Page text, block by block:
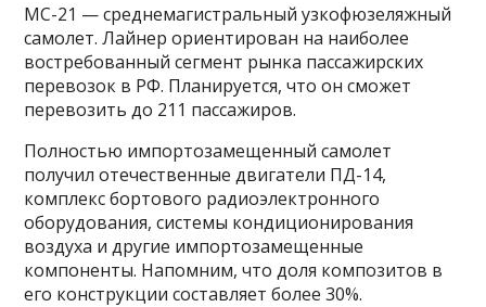
МС-21 — среднемагистральный узкофюзеляжный
самолет. Лайнер ориентирован на наиболее
востребованный сегмент рынка пассажирских
перевозок в РФ. Планируется, что он сможет
перевозить до 211 пассажиров.
Полностью импортозамещенный самолет
получил отечественные двигатели ПД-14,
комплекс бортового радиоэлектронного
оборудования, системы кондиционирования
воздуха и другие импортозамещенные
компоненты. Напомним, что доля композитов в
его конструкции составляет более 30%.